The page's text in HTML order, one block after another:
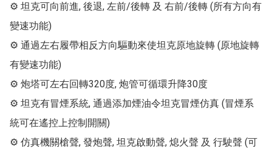
⚙ 坦克可向前進, 後退, 左前/後轉 及 右前/後轉 (所有方向有
變速功能)
⚙ 通過左右履帶相反方向驅動來使坦克原地旋轉 (原地旋轉
有變速功能)
⚙ 炮塔可左右回轉320度, 炮管可循環升降30度
⚙ 坦克有冒煙系統, 通過添加煙油令坦克冒煙仿真 (冒煙系
統可在遙控上控制開關)
⚙ 仿真機關槍聲, 發炮聲, 坦克啟動聲, 熄火聲 及 行駛聲 (可